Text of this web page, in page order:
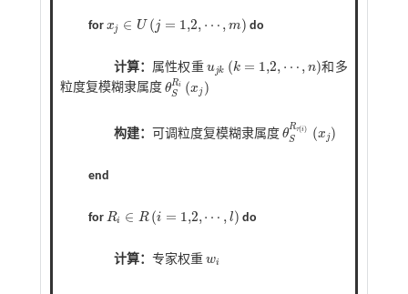
for xj ∈ U (j = 1,2, ⋯ , m)
xj∈U j= 1,2 ⋯ ,m do
计算：属性权重 ujk (k = 1,2, ⋯ , n)
ujkk =1,2,⋯,n
和多
粒度复模糊隶属度 θRi
S (x j )
θSR ixj
构建： 可调粒度复模糊隶属度 θ
Rτ(i)
S (x j )
θSRτi xj
end
for Ri ∈ R (i = 1,2,⋯ , l)
Ri∈R i=1,2 ⋯ ,l do
计算： 专家权重 wi
wi